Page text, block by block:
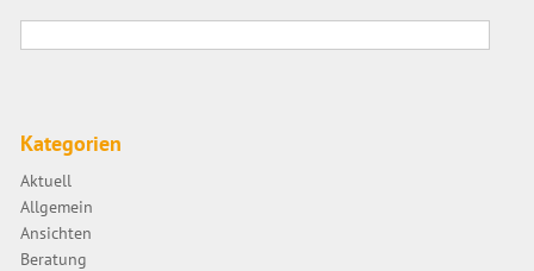
Kategorien
Aktuell
Allgemein
Ansichten
Beratung